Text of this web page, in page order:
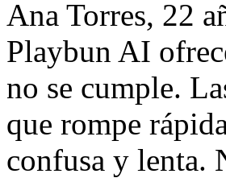
Ana Torres, 22
Playbun AI
no se cumple.
que rompe
confusa y lenta.